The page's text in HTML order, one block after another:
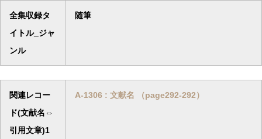
全集収録タ
イトル_ジャ
ンル
随筆
関連レコー
ド(文献名⇔
引用文章)1
A-1306 : 文献名 （page292-292）